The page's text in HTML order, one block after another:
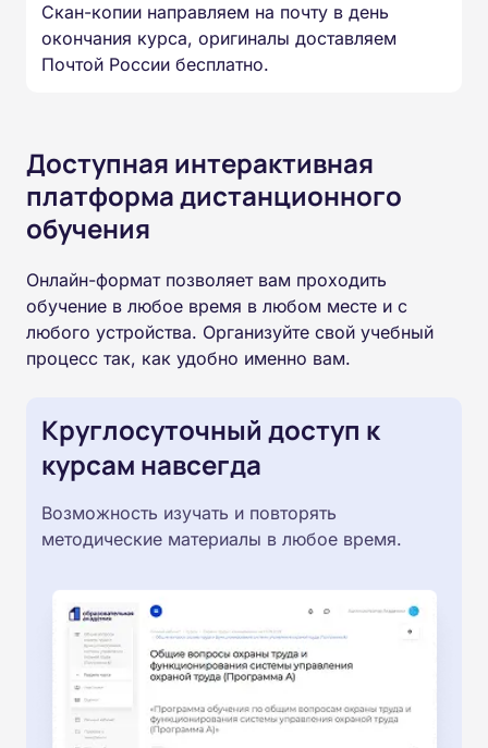
Скан-копии направляем на почту в день
окончания курса, оригиналы доставляем
Почтой России бесплатно.
Доступная интерактивная
платформа дистанционного
обучения
Онлайн-формат позволяет вам проходить
обучение в любое время в любом месте и с
любого устройства. Организуйте свой учебный
процесс так, как удобно именно вам.
Круглосуточный доступ к
курсам навсегда
Возможность изучать и повторять
методические материалы в любое время.